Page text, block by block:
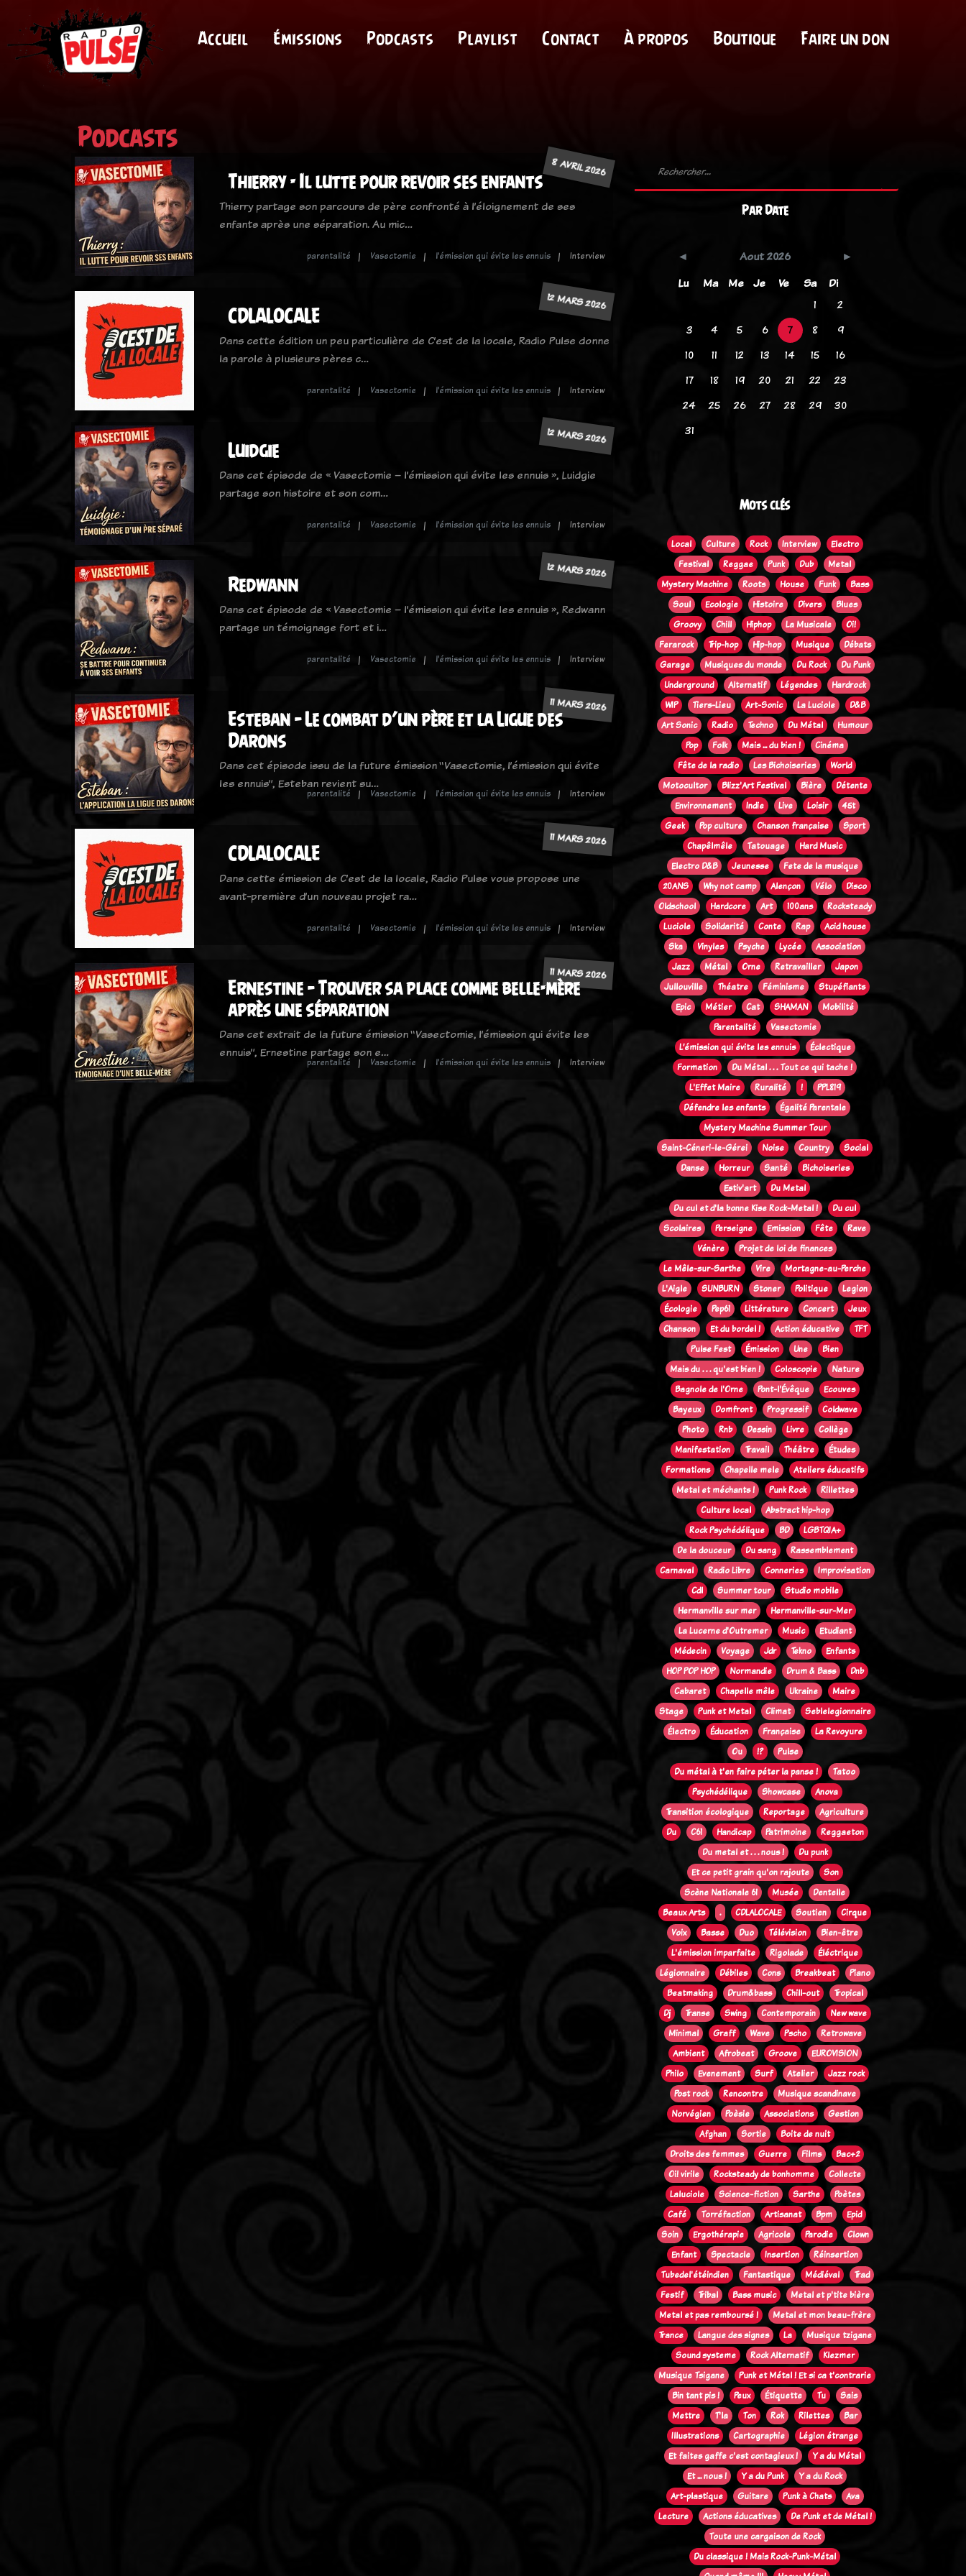
Accueil Émissions Podcasts Playlist Contact À propos Boutique Faire un don
Podcasts
8 AVRIL 2026
Thierry - Il lutte pour revoir ses enfants
Thierry partage son parcours de père confronté à l’éloignement de ses
enfants après une séparation. Au mic…
parentalité Vasectomie l’émission qui évite les ennuis Interview
12 MARS 2026
CDLALOCALE
Dans cette édition un peu particulière de C’est de la locale, Radio Pulse donne
la parole à plusieurs pères c…
parentalité Vasectomie l’émission qui évite les ennuis Interview
12 MARS 2026
Luidgie
Dans cet épisode de « Vasectomie – l’émission qui évite les ennuis », Luidgie
partage son histoire et son com…
parentalité Vasectomie l’émission qui évite les ennuis Interview
12 MARS 2026
Redwann
Dans cet épisode de « Vasectomie – l’émission qui évite les ennuis », Redwann
partage un témoignage fort et i…
parentalité Vasectomie l’émission qui évite les ennuis Interview
11 MARS 2026
Esteban – Le combat d’un père et la Ligue des
Darons
Dans cet épisode issu de la future émission “Vasectomie, l’émission qui évite
les ennuis”, Esteban revient su…
parentalité Vasectomie l’émission qui évite les ennuis Interview
11 MARS 2026
CDLALOCALE
Dans cette émission de C’est de la locale, Radio Pulse vous propose une
avant-première d’un nouveau projet ra…
parentalité Vasectomie l’émission qui évite les ennuis Interview
11 MARS 2026
Ernestine – Trouver sa place comme belle-mère
après une séparation
Dans cet extrait de la future émission “Vasectomie, l’émission qui évite les
ennuis”, Ernestine partage son e…
parentalité Vasectomie l’émission qui évite les ennuis Interview
Par Date
Aout 2026
Lu
Ma Me Je Ve Sa
Di
1
2
3
4 5 6 7 8
9
10
11 12 13 14 15
16
17
18 19 20 21 22
23
24
25 26 27 28 29
30
31
Mots clés
Local Culture Rock Interview
Electro
Festival
Reggae Punk Dub
Metal
Mystery Machine
Roots House Funk
Bass
Soul
Ecologie Histoire Divers
Blues
Groovy
Chill Hiphop La Musicale
Oi!
Ferarock
Trip-hop Hip-hop Musique
Débats
Garage
Musiques du monde Du Rock
Du Punk
Underground
Alternatif Légendes
Hardrock
WIP
Tiers-Lieu Art-Sonic La Luciole
D&B
Art Sonic
Radio Techno Du Métal
Humour
Pop
Folk Mais ... du bien !
Cinéma
Fête de la radio
Les Bichoiseries
World
Motocultor
Blizz'Art Festival Bière
Détente
Environnement
Indie Live Loisir
45t
Geek
Pop culture Chanson française
Sport
Chapêlmêle
Tatouage
Hard Music
Electro D&B
Jeunesse
Fete de la musique
20ANS
Why not camp Alençon Vélo
Disco
Oldschool
Hardcore Art 100ans
Rocksteady
Luciole
Solidarité Conte Rap
Acid house
Ska
Vinyles Psyche Lycée
Association
Jazz
Métal Orne Retravailler
Japon
Jullouville
Théatre Féminisme
Stupéfiants
Epic
Métier Cat SHAMAN
Mobilité
Parentalité
Vasectomie
L’émission qui évite les ennuis
Éclectique
Formation
Du Métal . . . Tout ce qui tache !
L'Effet Maire
Ruralité !
PPL819
Défendre les enfants
Égalité Parentale
Mystery Machine Summer Tour
Saint-Céneri-le-Gérei
Noise Country
Social
Danse
Horreur Santé
Bichoiseries
Estiv'art
Du Metal
Du cul et d'la bonne Kise Rock-Metal !
Du cul
Scolaires
Perseigne Emission Fête
Rave
Vénère
Projet de loi de finances
Le Mêle-sur-Sarthe
Vire
Mortagne-au-Perche
L'Aigle
SUNBURN Stoner Politique
Legion
Écologie
Pep61 Littérature Concert
Jeux
Chanson
Et du bordel ! Action éducative
TFT
Pulse Fest
Émission Une
Bien
Mais du . . . qu'est bien !
Coloscopie
Nature
Bagnole de l'Orne
Pont-l'Évêque
Ecouves
Bayeux
Domfront Progressif
Coldwave
Photo
Rnb Dessin Livre
Collège
Manifestation
Travail Théâtre
Études
Formations
Chapelle mele
Ateliers éducatifs
Metal et méchants !
Punk Rock
Rillettes
Culture local
Abstract hip-hop
Rock Psychédélique
BD
LGBTQIA+
De la douceur
Du sang
Rassemblement
Carnaval
Radio Libre Conneries
Improvisation
Cdl
Summer tour
Studio mobile
Hermanville sur mer
Hermanville-sur-Mer
La Lucerne d'Outremer
Music
Etudiant
Médecin
Voyage Jdr Tekno
Enfants
HOP POP HOP
Normandie Drum & Bass
Dnb
Cabaret
Chapelle mêle Ukraine
Maire
Stage
Punk et Metal Climat
Seblelegionnaire
Électro
Éducation Française
La Revoyure
Ou
!?
Pulse
Du métal à t'en faire péter la panse !
Tatoo
Psychédélique
Showcase
Anova
Transition écologique
Reportage
Agriculture
Du
C61 Handicap Patrimoine
Reggaeton
Du metal et . . . nous !
Du punk
Et ce petit grain qu'on rajoute
Son
Scène Nationale 61
Musée
Dentelle
Beaux Arts
. CDLALOCALE Soutien
Cirque
Voix
Basse Duo Télévision
Bien-être
L'émission imparfaite
Rigolade
Éléctrique
Légionnaire
Débiles Cons Breakbeat
Piano
Beatmaking
Drum&bass Chill-out
Tropical
Dj
Transe Swing Contemporain
New wave
Minimal
Graff Wave Pscho
Retrowave
Ambient
Afrobeat Groove
EUROVISION
Philo
Evenement Surf Atelier
Jazz rock
Post rock
Rencontre
Musique scandinave
Norvégien
Poèsie Associations
Gestion
Afghan
Sortie
Boite de nuit
Droits des femmes
Guerre Films
Bac+2
Oi! virile
Rocksteady de bonhomme
Collecte
Laluciole
Science-fiction Sarthe
Poètes
Café
Torréfaction Artisanat Bpm
Epid
Soin
Ergothérapie Agricole Parodie
Clown
Enfant
Spectacle Insertion
Réinsertion
Tubedel'étéindien
Fantastique Médiéval
Trad
Festif
Tribal Bass music
Metal et p'tite bière
Metal et pas remboursé !
Metal et mon beau-frère
Trance
Langue des signes La
Musique tzigane
Sound systeme
Rock Alternatif
Klezmer
Musique Tsigane
Punk et Métal ! Et si ca t'contrarie
Bin tant pis !
Peux Étiquette Tu
Sais
Mettre
T'la Ton Rok Rilettes
Bar
Illustrations
Cartographie
Légion étrange
Et faites gaffe c'est contagieux !
Y a du Métal
Et ... nous !
Y a du Punk
Y a du Rock
Art-plastique
Guitare Punk à Chats
Ava
Lecture
Actions éducatives
De Punk et de Métal !
Toute une cargaison de Rock
Du classique ! Mais Rock-Punk-Métal